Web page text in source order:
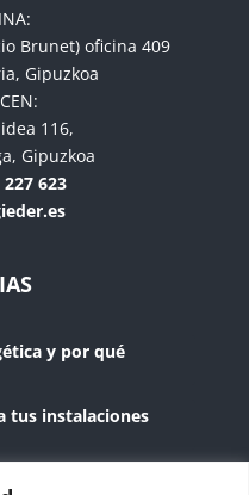
Brunet) oficina 409
Gipuzkoa
116,
Gipuzkoa
623
y por qué
tus instalaciones